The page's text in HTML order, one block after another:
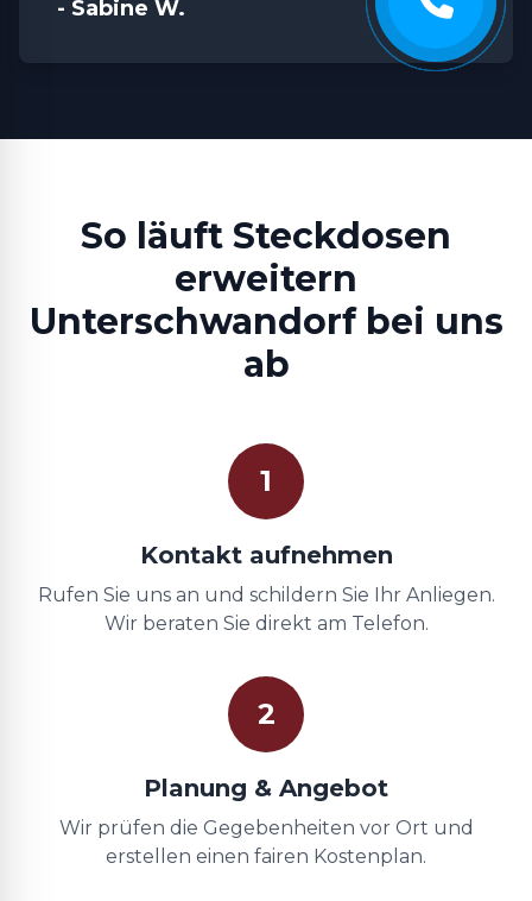
- Sabine W.
So läuft Steckdosen
erweitern
Unterschwandorf bei uns
ab
1
Kontakt aufnehmen
Rufen Sie uns an und schildern Sie Ihr Anliegen.
Wir beraten Sie direkt am Telefon.
2
Planung & Angebot
Wir prüfen die Gegebenheiten vor Ort und
erstellen einen fairen Kostenplan.